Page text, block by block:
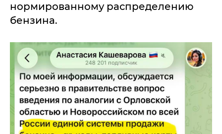
нормированному распределению
бензина.